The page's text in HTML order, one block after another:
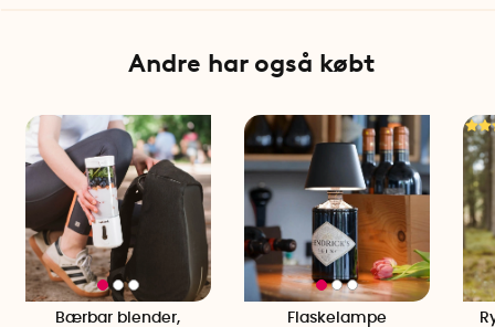
Andre har også købt
Bærbar blender,
Flaskelampe